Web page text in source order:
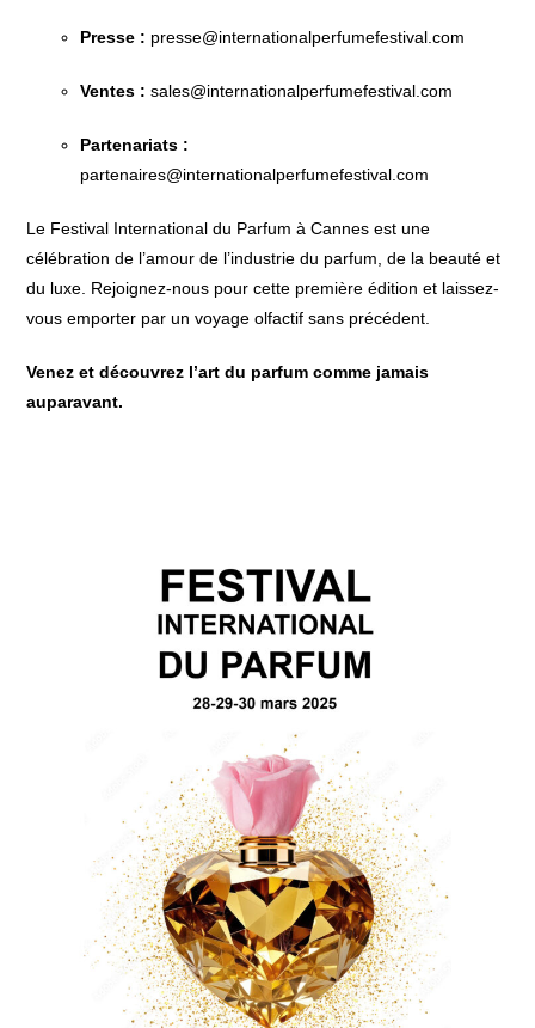
Presse : presse@internationalperfumefestival.com
Ventes : sales@internationalperfumefestival.com
Partenariats :
partenaires@internationalperfumefestival.com
Le Festival International du Parfum à Cannes est une
célébration de l’amour de l’industrie du parfum, de la beauté et
du luxe. Rejoignez-nous pour cette première édition et laissez-
vous emporter par un voyage olfactif sans précédent.
Venez et découvrez l’art du parfum comme jamais
auparavant.